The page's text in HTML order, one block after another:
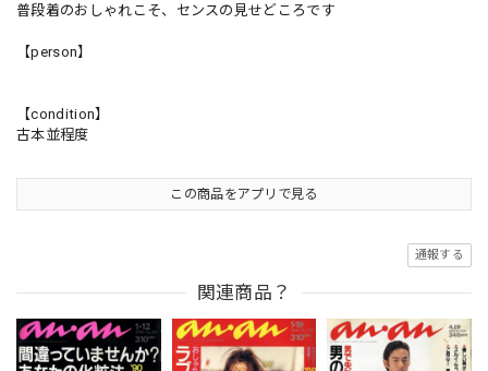
普段着のおしゃれこそ、センスの見せどころです
【person】
【condition】
古本並程度
この商品をアプリで見る
通報する
関連商品？